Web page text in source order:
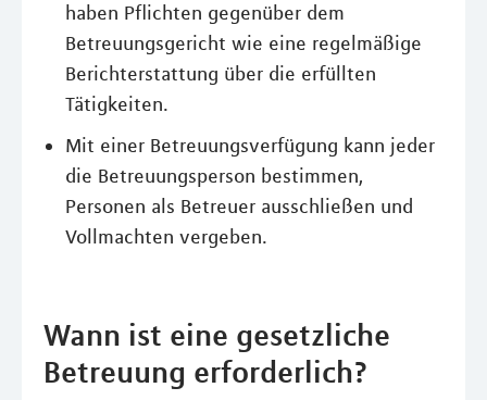
haben Pflichten gegenüber dem
Betreuungsgericht wie eine regelmäßige
Berichterstattung über die erfüllten
Tätigkeiten.
Mit einer Betreuungsverfügung kann jeder
die Betreuungsperson bestimmen,
Personen als Betreuer ausschließen und
Vollmachten vergeben.
Wann ist eine gesetzliche
Betreuung erforderlich?